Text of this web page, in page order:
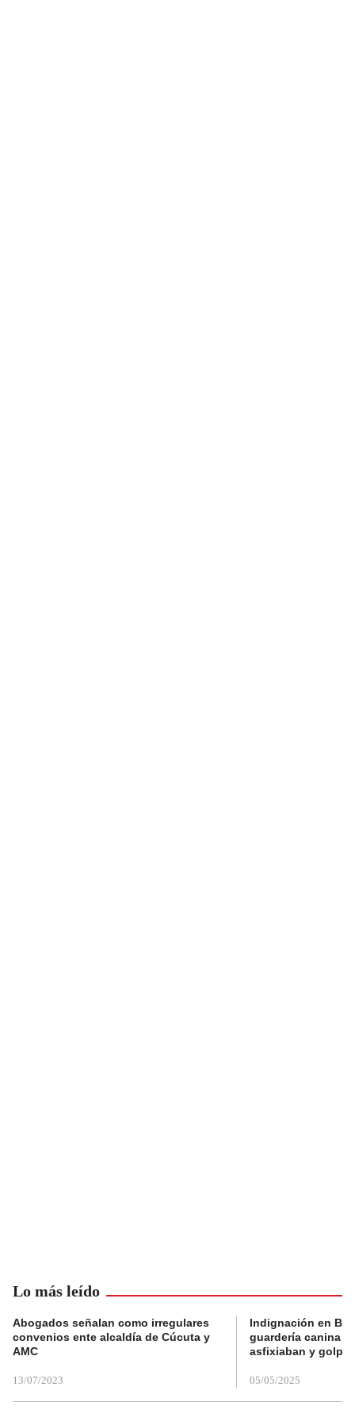
Lo más leído
Abogados señalan como irregulares
convenios ente alcaldía de Cúcuta y
AMC
13/07/2023
Indignación en
guardería canina
asfixiaban y
05/05/2025